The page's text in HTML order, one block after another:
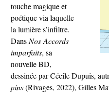
touche magique et
poétique via laquelle
la lumière s’infiltre.
Dans Nos Accords
imparfaits, sa
nouvelle BD,
dessinée par Cécile Dupuis,
pins(Rivages, 2022), Gilles